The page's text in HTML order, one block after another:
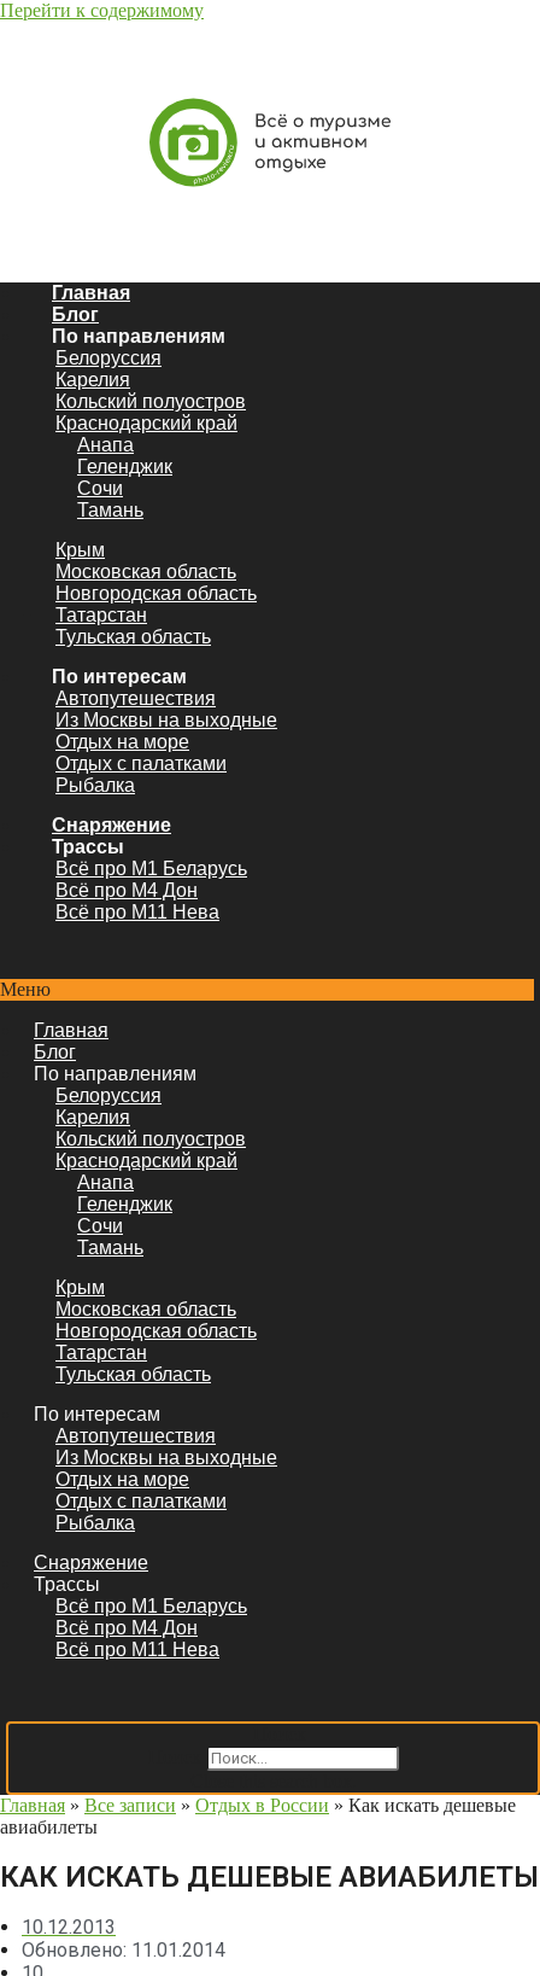
Перейти к содержимому
Главная
Блог
По направлениям
Белоруссия
Карелия
Кольский полуостров
Краснодарский край
Анапа
Геленджик
Сочи
Тамань
Крым
Московская область
Новгородская область
Татарстан
Тульская область
По интересам
Автопутешествия
Из Москвы на выходные
Отдых на море
Отдых с палатками
Рыбалка
Снаряжение
Трассы
Всё про М1 Беларусь
Всё про М4 Дон
Всё про М11 Нева
Меню
Главная
Блог
По направлениям
Белоруссия
Карелия
Кольский полуостров
Краснодарский край
Анапа
Геленджик
Сочи
Тамань
Крым
Московская область
Новгородская область
Татарстан
Тульская область
По интересам
Автопутешествия
Из Москвы на выходные
Отдых на море
Отдых с палатками
Рыбалка
Снаряжение
Трассы
Всё про М1 Беларусь
Всё про М4 Дон
Всё про М11 Нева
Главная » Все записи » Отдых в России » Как искать дешевые
авиабилеты
КАК ИСКАТЬ ДЕШЕВЫЕ АВИАБИЛЕТЫ
10.12.2013
Обновлено: 11.01.2014